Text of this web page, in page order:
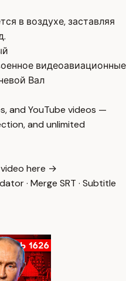
в воздухе, заставляя
видеоавиационные
Вал
and YouTube videos —
and unlimited
here →
· Merge SRT · Subtitle